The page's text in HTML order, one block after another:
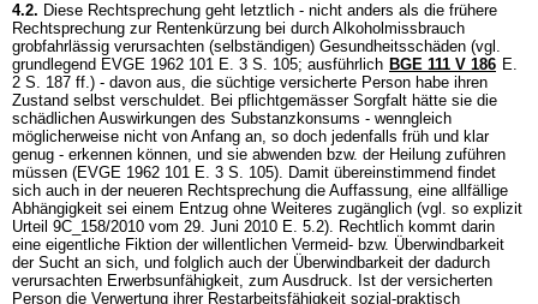
4.2. Diese Rechtsprechung geht letztlich - nicht anders als die frühere
Rechtsprechung zur Rentenkürzung bei durch Alkoholmissbrauch
grobfahrlässig verursachten (selbständigen) Gesundheitsschäden (vgl.
grundlegend EVGE 1962 101 E. 3 S. 105; ausführlich BGE 111 V 186 E.
2 S. 187 ff.) - davon aus, die süchtige versicherte Person habe ihren
Zustand selbst verschuldet. Bei pflichtgemässer Sorgfalt hätte sie die
schädlichen Auswirkungen des Substanzkonsums - wenngleich
möglicherweise nicht von Anfang an, so doch jedenfalls früh und klar
genug - erkennen können, und sie abwenden bzw. der Heilung zuführen
müssen (EVGE 1962 101 E. 3 S. 105). Damit übereinstimmend findet
sich auch in der neueren Rechtsprechung die Auffassung, eine allfällige
Abhängigkeit sei einem Entzug ohne Weiteres zugänglich (vgl. so explizit
Urteil 9C_158/2010 vom 29. Juni 2010 E. 5.2). Rechtlich kommt darin
eine eigentliche Fiktion der willentlichen Vermeid- bzw. Überwindbarkeit
der Sucht an sich, und folglich auch der Überwindbarkeit der dadurch
verursachten Erwerbsunfähigkeit, zum Ausdruck. Ist der versicherten
Person die Verwertung ihrer Restarbeitsfähigkeit sozial-praktisch